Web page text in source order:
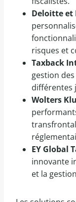
Deloitte et
risques et
Taxback
gestion
différentes
Wolters
EY Global
innovante
et la